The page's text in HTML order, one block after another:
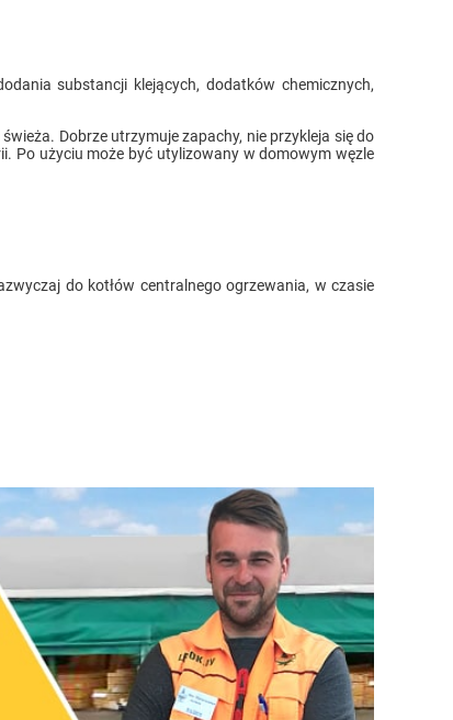
substancji klejących, dodatków chemicznych,
Dobrze utrzymuje zapachy, nie przykleja się do
Po użyciu może być utylizowany w domowym węzle
do kotłów centralnego ogrzewania, w czasie